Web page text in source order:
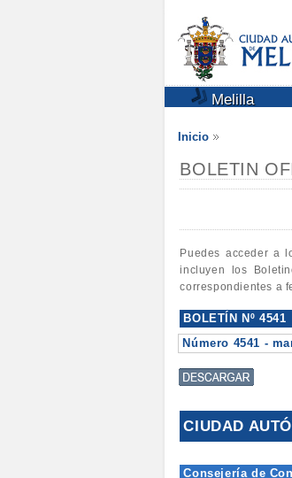
Melilla
Inicio
BOLETIN
Puedes acceder a
incluyen los
correspondientes a
BOLETÍN Nº 4541
Número 4541 -
CIUDAD
Consejería de